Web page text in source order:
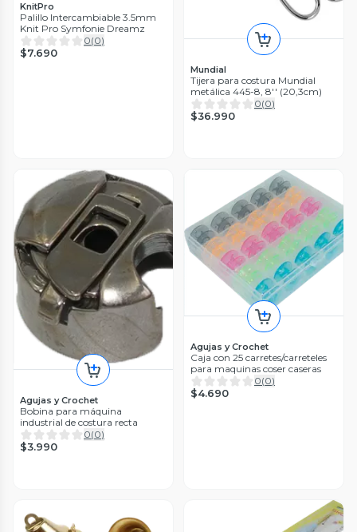
KnitPro
Palillo Intercambiable 3.5mm
Knit Pro Symfonie Dreamz
0(0)
$7.690
Mundial
Tijera para costura Mundial
metálica 445-8, 8'' (20,3cm)
0(0)
$36.990
Agujas y Crochet
Bobina para máquina
industrial de costura recta
0(0)
$3.990
Agujas y Crochet
Caja con 25 carretes/carreteles
para maquinas coser caseras
0(0)
$4.690